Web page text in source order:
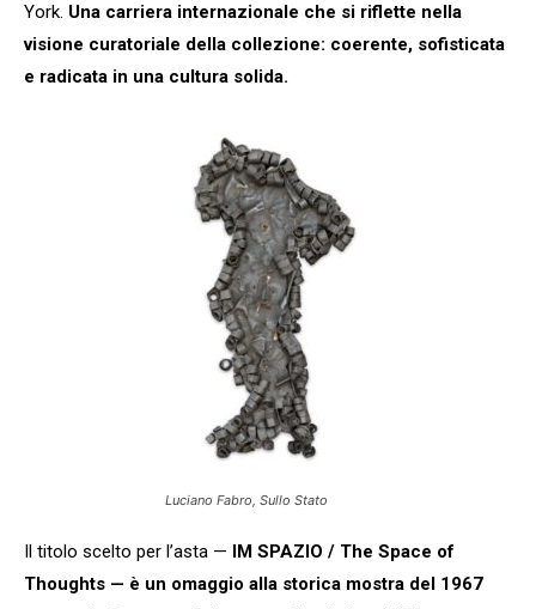
York. Una carriera internazionale che si riflette nella
visione curatoriale della collezione: coerente, sofisticata
e radicata in una cultura solida.
Luciano Fabro, Sullo Stato
Il titolo scelto per l’asta —
IM SPAZIO / The Space of
Thoughts — è un omaggio alla storica mostra del 1967